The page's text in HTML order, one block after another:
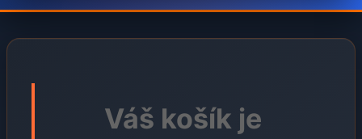
Váš košík je